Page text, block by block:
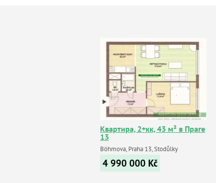
Квартира, 2+кк, 43 м² в Праге
13
Böhmova, Praha 13, Stodůlky
4 990 000 Kč